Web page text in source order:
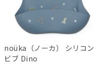
noüka（ノーカ） シリコン
ビブ Dino